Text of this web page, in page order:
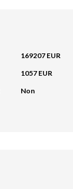
169207 EUR
1057 EUR
Non